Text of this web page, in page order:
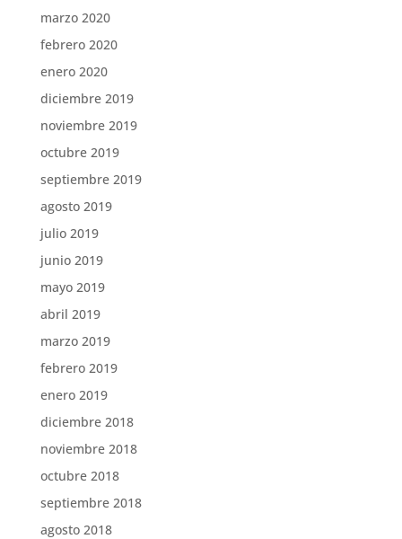
marzo 2020
febrero 2020
enero 2020
diciembre 2019
noviembre 2019
octubre 2019
septiembre 2019
agosto 2019
julio 2019
junio 2019
mayo 2019
abril 2019
marzo 2019
febrero 2019
enero 2019
diciembre 2018
noviembre 2018
octubre 2018
septiembre 2018
agosto 2018